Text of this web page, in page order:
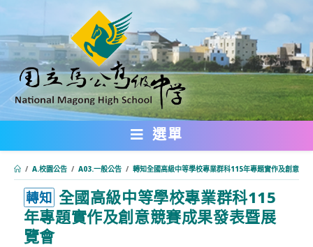
轉
主
要
內
選單
/ A.校園公告 / A03.一般公告 / 轉知全國高級中等學校專業群科115年專題實作及創意競
轉知 全國高級中等學校專業群科115
年專題實作及創意競賽成果發表暨展
覽會